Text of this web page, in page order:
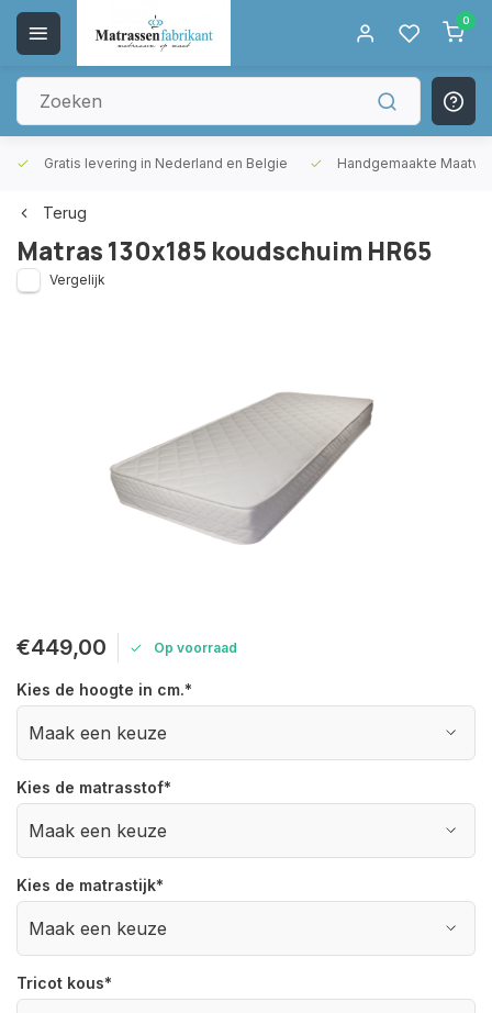
0
Gratis levering in Nederland en Belgie Handgemaakte
Terug
Matras 130x185 koudschuim HR65
Vergelijk
€449,00 Op voorraad
Kies de hoogte in cm.*
Kies de matrasstof*
Kies de matrastijk*
Tricot kous*